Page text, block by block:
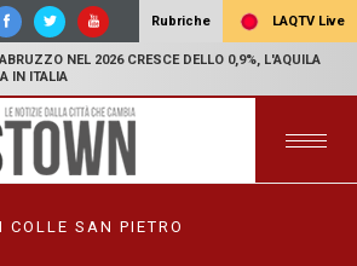
Rubriche LAQTV Live
NEL 2026 CRESCE DELLO 0,9%, L'AQUILA
IN ITALIA
COLLE SAN PIETRO